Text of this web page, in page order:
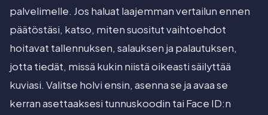
palvelimelle. Jos haluat laajemman vertailun ennen
päätöstäsi, katso, miten suositut vaihtoehdot
hoitavat tallennuksen, salauksen ja palautuksen,
jotta tiedät, missä kukin niistä oikeasti säilyttää
kuviasi. Valitse holvi ensin, asenna se ja avaa se
kerran asettaaksesi tunnuskoodin tai Face ID:n